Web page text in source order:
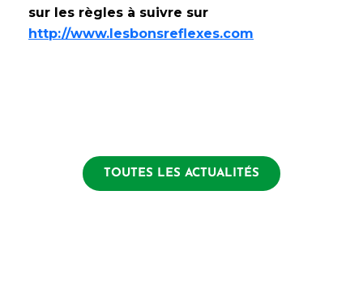
sur les règles à suivre sur
http://www.lesbonsreflexes.com
TOUTES LES ACTUALITÉS